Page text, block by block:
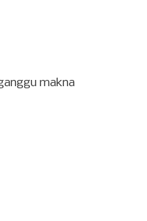
makna